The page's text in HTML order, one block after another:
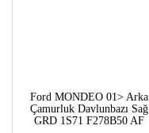
Ford MONDEO 01> Arka
Çamurluk Davlunbazı Sağ
GRD 1S71 F278B50 AF